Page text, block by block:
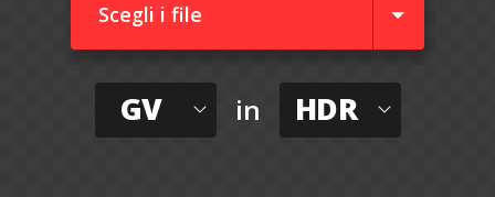
Scegli i file
GV in HDR